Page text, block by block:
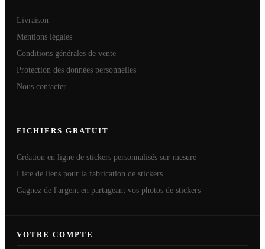
Livraison
Mentions légales
Conditions générales de vente
Protection des données personnelles
Nous contacter
FICHIERS GRATUIT
Création en ligne de stickers personnalisés sur-mesure
Liste de liens pour la fabrication de stickers
Gagnez de l'argent en partageant vos photos de stickers
VOTRE COMPTE